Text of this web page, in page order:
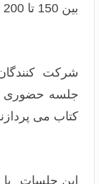
بین 150 تا 200 صفحه معرفی می گردد.
شرکت
جلسه حضوری
کتاب می
این جلسات با